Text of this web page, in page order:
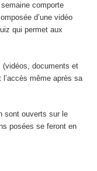
comporte
d’une vidéo
qui permet aux
(vidéos, documents et
l’accès même après sa
sont ouverts sur le
posées se feront en